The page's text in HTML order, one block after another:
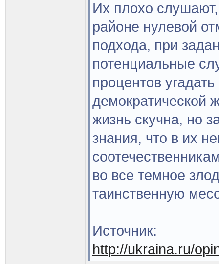
Их плохо
районе нулевой
подхода, при
потенциальные
процентов
демократической
жизнь скучна, но
знания, что в их
во все темное
таинственную
Источник:
http://ukraina.ru/